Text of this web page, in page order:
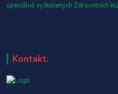
speciálně vyškolených Zdravotních
Kontakt: